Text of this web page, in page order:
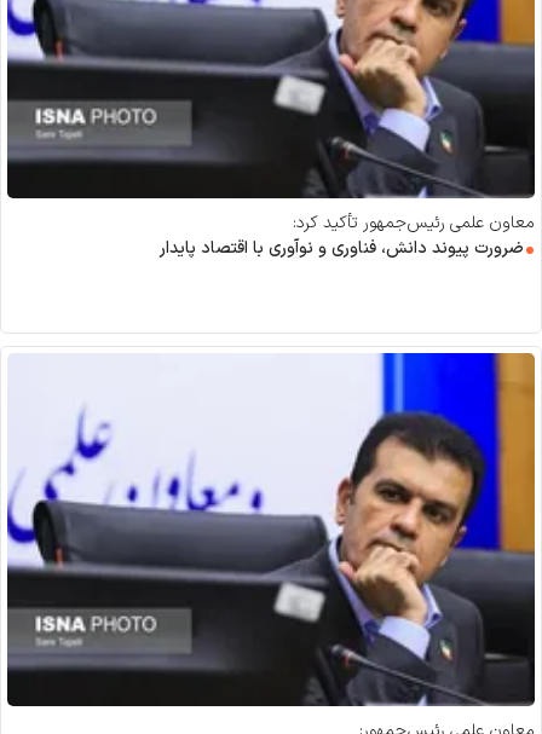
معاون علمی رئیس‌جمهور تأکید کرد:
ضرورت پیوند دانش، فناوری و نوآوری با اقتصاد پایدار